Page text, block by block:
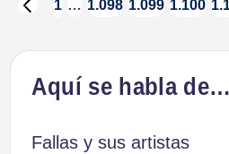
Paginación
de
entradas
PÁGINA
1 … 1.098 1.099 1.100
Aquí se habla de…
Fallas y sus artistas